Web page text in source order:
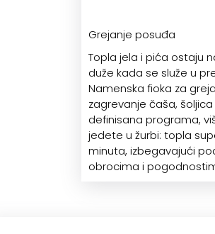
Grejanje posuđa
Topla jela i pića ostaju
duže kada se služe u
Namenska fioka za
zagrevanje čaša,
definisana programa,
jedete u žurbi: topla
minuta, izbegavajući
obrocima i